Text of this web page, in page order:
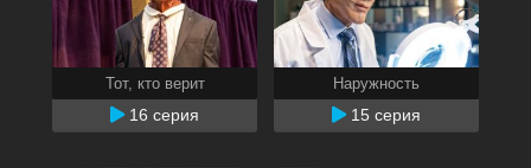
Тот, кто верит
16 серия
Наружность
15 серия